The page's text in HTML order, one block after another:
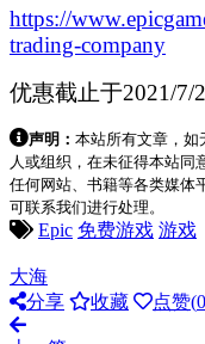
https://
trading-company
优惠截止于2021/7/
声明： 本站所有文章，如
人或组织，在未征得本站同
任何网站、书籍等各类媒体
可联系我们进行处理。
Epic 免费游戏 游戏
大海
分享
收藏 点赞(0